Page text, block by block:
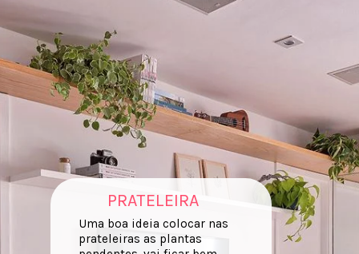
PRATELEIRA
Uma boa ideia colocar nas
prateleiras as plantas